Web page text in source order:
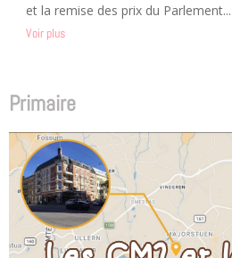
et la remise des prix du Parlement...
Voir plus
Primaire